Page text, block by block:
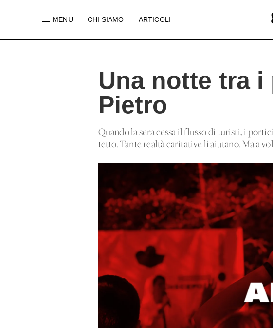
MENU CHI SIAMO ARTICOLI
Una notte tra i
Pietro
Quando la sera cessa il flusso di turisti, i
tetto. Tante realtà caritative li aiutano. Ma a